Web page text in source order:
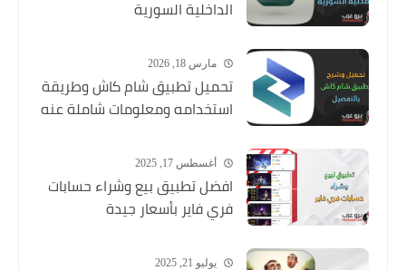
الداخلية السورية
مارس 18, 2026
تحميل تطبيق شام كاش وطريقة
استخدامه ومعلومات شاملة عنه
أغسطس 17, 2025
افضل تطبيق بيع وشراء حسابات
فري فاير بأسعار جيدة
يوليو 21, 2025